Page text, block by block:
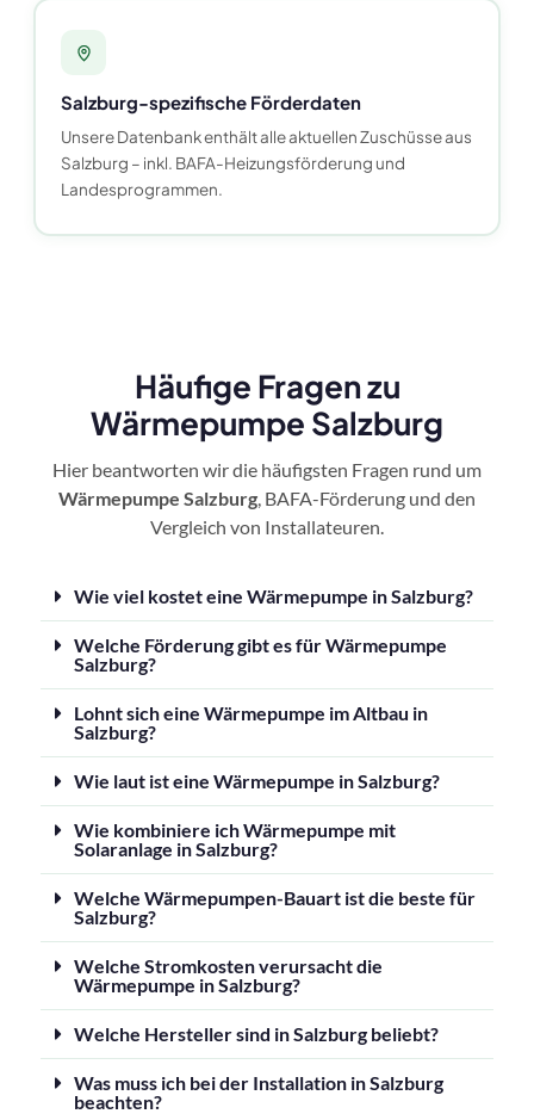
Salzburg-spezifische Förderdaten
Unsere Datenbank enthält alle aktuellen Zuschüsse aus
Salzburg – inkl. BAFA-Heizungsförderung und
Landesprogrammen.
Häufige Fragen zu
Wärmepumpe Salzburg
Hier beantworten wir die häufigsten Fragen rund um
Wärmepumpe Salzburg, BAFA-Förderung und den
Vergleich von Installateuren.
Wie viel kostet eine Wärmepumpe in Salzburg?
Welche Förderung gibt es für Wärmepumpe
Salzburg?
Lohnt sich eine Wärmepumpe im Altbau in
Salzburg?
Wie laut ist eine Wärmepumpe in Salzburg?
Wie kombiniere ich Wärmepumpe mit
Solaranlage in Salzburg?
Welche Wärmepumpen-Bauart ist die beste für
Salzburg?
Welche Stromkosten verursacht die
Wärmepumpe in Salzburg?
Welche Hersteller sind in Salzburg beliebt?
Was muss ich bei der Installation in Salzburg
beachten?